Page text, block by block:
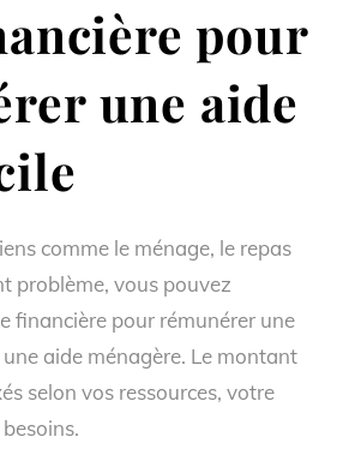
pour
une aide
comme le ménage, le repas
problème, vous pouvez
financière pour rémunérer une
aide ménagère. Le montant
selon vos ressources, votre